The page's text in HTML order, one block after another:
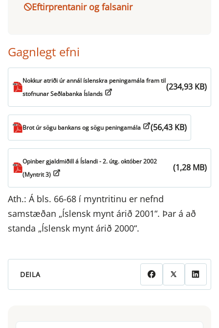
Eftirprentanir og falsanir
Gagnlegt efni
Nokkur atriði úr annál íslenskra peningamála fram til
stofnunar Seðlabanka Íslands
(234,93 KB)
Brot úr sögu bankans og sögu peningamála (56,43 KB)
Opinber gjaldmiðill á Íslandi - 2. útg. október 2002
(Myntrit 3)
(1,28 MB)
Ath.: Á bls. 66-68 í myntritinu er nefnd
samstæðan „Íslensk mynt árið 2001“. Þar á að
standa „Íslensk mynt árið 2000“.
DEILA